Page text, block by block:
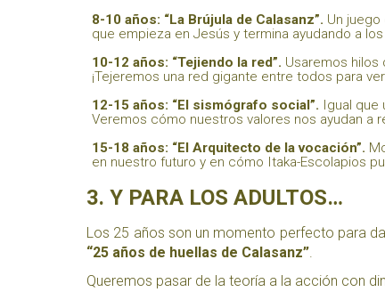
8-10 años: “La Brújula de Calasanz”. Un
que empieza en Jesús y termina ayudando a
10-12 años: “Tejiendo la red”. Usaremos hilos
¡Tejeremos una red gigante entre todos para
12-15 años: “El sismógrafo social”. Igual
Veremos cómo nuestros valores nos ayudan a
15-18 años: “El Arquitecto de la vocación”.
en nuestro futuro y en cómo Itaka-Escolapios
3. Y PARA LOS ADULTOS…
Los 25 años son un momento perfecto para
“25 años de huellas de Calasanz”
Queremos pasar de la teoría a la acción con